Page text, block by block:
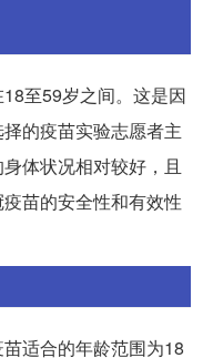
至59岁之间。这是因
的疫苗实验志愿者主
体状况相对较好，且
苗的安全性和有效性
适合的年龄范围为18